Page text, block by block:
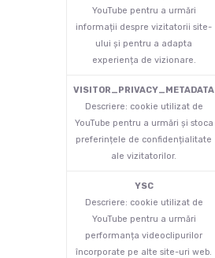
YouTube pentru a urmări
informații despre vizitatorii site-
ului și pentru a adapta
experiența de vizionare.
VISITOR_PRIVACY_METADATA
Descriere: cookie utilizat de
YouTube pentru a urmări și stoca
preferințele de confidențialitate
ale vizitatorilor.
YSC
Descriere: cookie utilizat de
YouTube pentru a urmări
performanța videoclipurilor
încorporate pe alte site-uri web.